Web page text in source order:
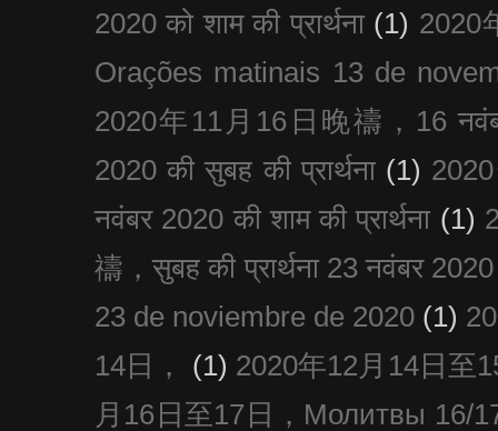
2020 को शाम की प्रार्थना (1) 2020
Orações matinais 13 de
2020年11月16日晚禱，16
2020 की सुबह की प्रार्थना (1)
नवंबर 2020 की शाम की प्रार्थना (1)
禱，सुबह की प्रार्थना 23 नवंबर 2020
23 de noviembre de 2020 (1)
14日，
(1) 2020年12月14日至
月16日至17日，Молитвы 16/